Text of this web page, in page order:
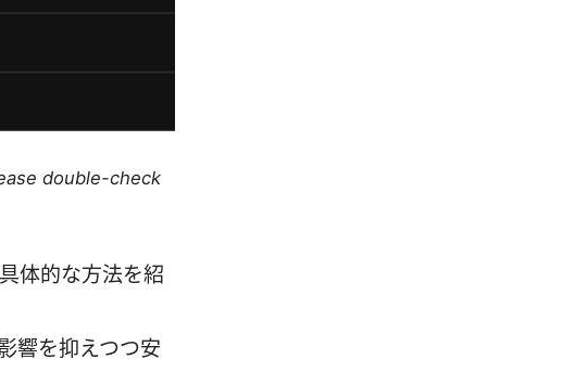
double-check
体的な方法を紹
響を抑えつつ安